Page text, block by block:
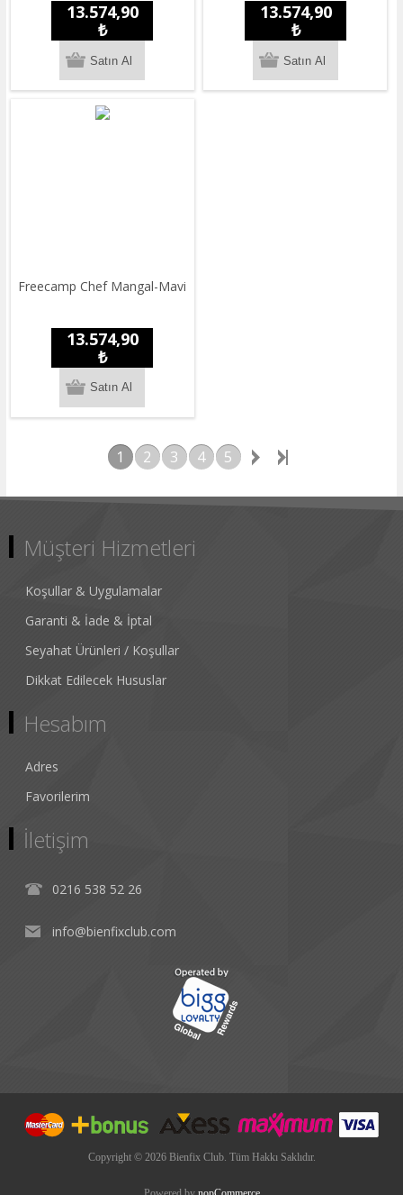
13.574,90
₺
13.574,90
₺
Freecamp Chef Mangal-Mavi
13.574,90
₺
1 2 3 4 5
Müşteri Hizmetleri
Koşullar & Uygulamalar
Garanti & İade & İptal
Seyahat Ürünleri / Koşullar
Dikkat Edilecek Hususlar
Hesabım
Adres
Favorilerim
İletişim
0216 538 52 26
info@bienfixclub.com
Copyright © 2026 Bienfix Club. Tüm Hakkı Saklıdır.